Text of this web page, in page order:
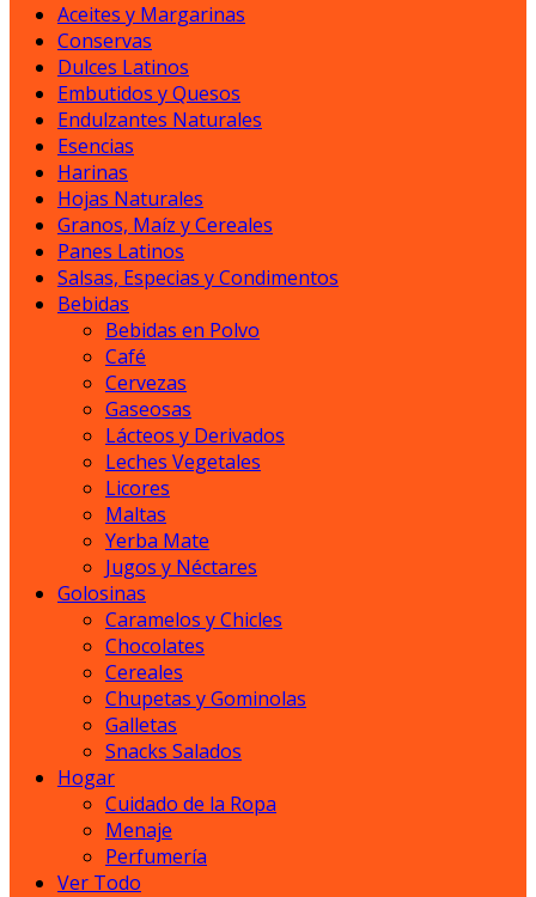
Aceites y Margarinas
Conservas
Dulces Latinos
Embutidos y Quesos
Endulzantes Naturales
Esencias
Harinas
Hojas Naturales
Granos, Maíz y Cereales
Panes Latinos
Salsas, Especias y Condimentos
Bebidas
Bebidas en Polvo
Café
Cervezas
Gaseosas
Lácteos y Derivados
Leches Vegetales
Licores
Maltas
Yerba Mate
Jugos y Néctares
Golosinas
Caramelos y Chicles
Chocolates
Cereales
Chupetas y Gominolas
Galletas
Snacks Salados
Hogar
Cuidado de la Ropa
Menaje
Perfumería
Ver Todo